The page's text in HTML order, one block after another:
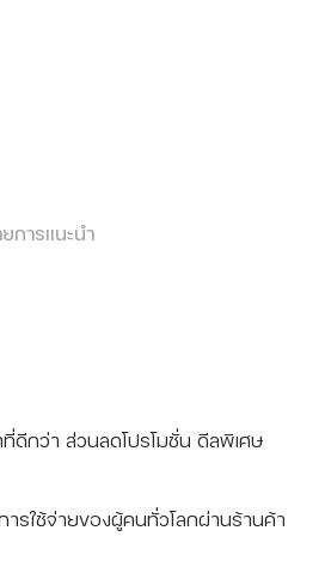
การแนะนำ
ดีกว่า ส่วนลดโปรโมชั่น ดีลพิเศษ
รใช้จ่ายของผู้คนทั่วโลกผ่านร้านค้า